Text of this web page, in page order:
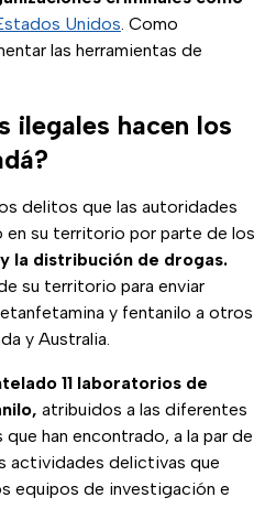
Unidos. Como
las herramientas de
ilegales hacen los
delitos que las autoridades
en su territorio por parte de los
la distribución de drogas.
su territorio para enviar
y fentanilo a otros
y Australia.
11 laboratorios de
atribuidos a las diferentes
han encontrado, a la par de
actividades delictivas que
equipos de investigación e